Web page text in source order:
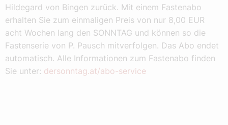
Hildegard von Bingen zurück. Mit einem Fastenabo
erhalten Sie zum einmaligen Preis von nur 8,00 EUR
acht Wochen lang den SONNTAG und können so die
Fastenserie von P. Pausch mitverfolgen. Das Abo endet
automatisch. Alle Informationen zum Fastenabo finden
Sie unter: dersonntag.at/abo-service